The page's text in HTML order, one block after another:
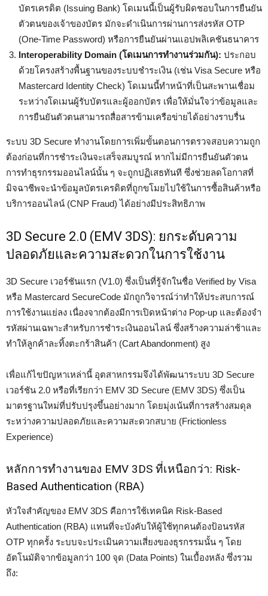
บัตรเครดิต (Issuing Bank) โดเมนนี้เป็นผู้รับผิดชอบในการยืนยัน
ตัวตนของเจ้าของบัตร มักจะดำเนินการผ่านการส่งรหัส OTP
(One-Time Password) หรือการยืนยันผ่านแอปพลิเคชันธนาคาร
Interoperability Domain (โดเมนการทำงานร่วมกัน): ประกอบ
ด้วยโครงสร้างพื้นฐานของระบบชำระเงิน (เช่น Visa Secure หรือ
Mastercard Identity Check) โดเมนนี้ทำหน้าที่เป็นสะพานเชื่อม
ระหว่างโดเมนผู้รับบัตรและผู้ออกบัตร เพื่อให้มั่นใจว่าข้อมูลและ
การยืนยันตัวตนสามารถสื่อสารข้ามเครือข่ายได้อย่างราบรื่น
ระบบ 3D Secure ทำงานโดยการเพิ่มขั้นตอนการตรวจสอบความถูก
ต้องก่อนที่การชำระเงินจะเสร็จสมบูรณ์ หากไม่มีการยืนยันตัวตน
การทำธุรกรรมออนไลน์นั้น ๆ จะถูกปฏิเสธทันที ซึ่งช่วยลดโอกาสที่
มิจฉาชีพจะนำข้อมูลบัตรเครดิตที่ถูกขโมยไปใช้ในการซื้อสินค้าหรือ
บริการออนไลน์ (CNP Fraud) ได้อย่างมีประสิทธิภาพ
3D Secure 2.0 (EMV 3DS): ยกระดับความ
ปลอดภัยและความสะดวกในการใช้งาน
3D Secure เวอร์ชันแรก (V1.0) ซึ่งเป็นที่รู้จักในชื่อ Verified by Visa
หรือ Mastercard SecureCode มักถูกวิจารณ์ว่าทำให้ประสบการณ์
การใช้งานแย่ลง เนื่องจากต้องมีการเปิดหน้าต่าง Pop-up และต้องจำ
รหัสผ่านเฉพาะสำหรับการชำระเงินออนไลน์ ซึ่งสร้างความล่าช้าและ
ทำให้ลูกค้าละทิ้งตะกร้าสินค้า (Cart Abandonment) สูง
เพื่อแก้ไขปัญหาเหล่านี้ อุตสาหกรรมจึงได้พัฒนาระบบ 3D Secure
เวอร์ชัน 2.0 หรือที่เรียกว่า EMV 3D Secure (EMV 3DS) ซึ่งเป็น
มาตรฐานใหม่ที่ปรับปรุงขึ้นอย่างมาก โดยมุ่งเน้นที่การสร้างสมดุล
ระหว่างความปลอดภัยและความสะดวกสบาย (Frictionless
Experience)
หลักการทำงานของ EMV 3DS ที่เหนือกว่า: Risk-
Based Authentication (RBA)
หัวใจสำคัญของ EMV 3DS คือการใช้เทคนิค Risk-Based
Authentication (RBA) แทนที่จะบังคับให้ผู้ใช้ทุกคนต้องป้อนรหัส
OTP ทุกครั้ง ระบบจะประเมินความเสี่ยงของธุรกรรมนั้น ๆ โดย
อัตโนมัติจากข้อมูลกว่า 100 จุด (Data Points) ในเบื้องหลัง ซึ่งรวม
ถึง: